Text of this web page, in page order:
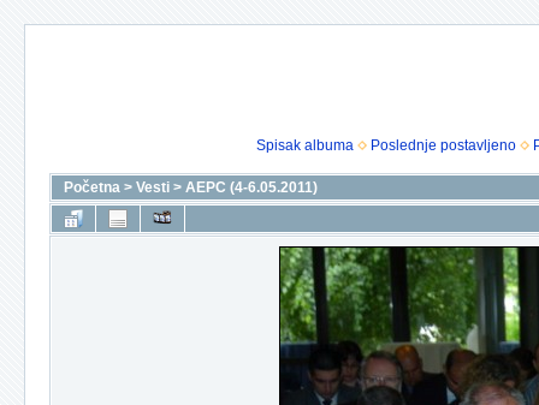
Spisak albuma Poslednje postavljeno
Početna > Vesti > AEPC (4-6.05.2011)